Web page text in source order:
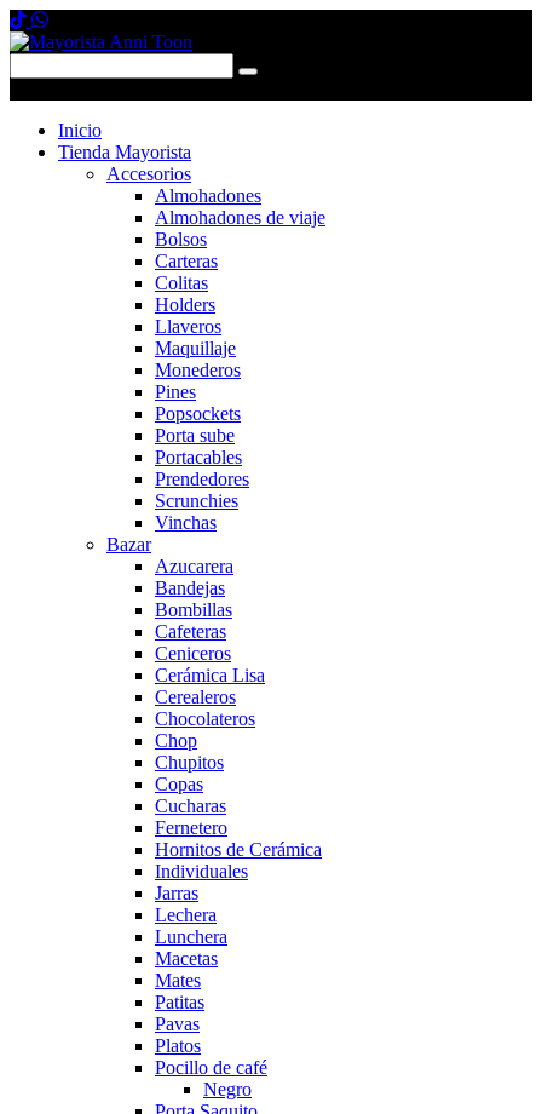
Inicio
Tienda Mayorista
Accesorios
Almohadones
Almohadones de viaje
Bolsos
Carteras
Colitas
Holders
Llaveros
Maquillaje
Monederos
Pines
Popsockets
Porta sube
Portacables
Prendedores
Scrunchies
Vinchas
Bazar
Azucarera
Bandejas
Bombillas
Cafeteras
Ceniceros
Cerámica Lisa
Cerealeros
Chocolateros
Chop
Chupitos
Copas
Cucharas
Fernetero
Hornitos de Cerámica
Individuales
Jarras
Lechera
Lunchera
Macetas
Mates
Patitas
Pavas
Platos
Pocillo de café
Negro